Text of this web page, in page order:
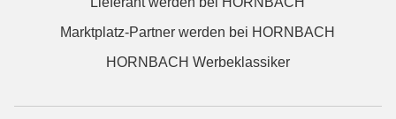
Marktplatz-Partner werden bei HORNBACH
HORNBACH Werbeklassiker